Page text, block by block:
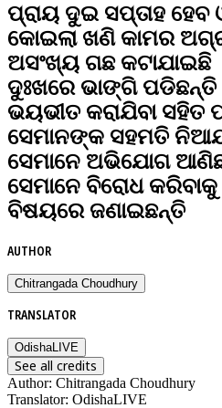
ପ୍ରାୟ ଦୁଇ ସପ୍ତାହ ହେବ
କୋଇଲା ଖଣି କାମର
ଅସଂଖ୍ୟ ଗଛ କଟାଯାଇଛି ।
ଦୁଃଖରେ ଭାଙ୍ଗି
ଭୟଭୀତ କରାଯିବା ସହିତ
ସେମାନଙ୍କ ସହମତି
ସେମାନେ ଅଭିଯୋଗ
ସେମାନେ ବିରୋଧ
ବିଷୟରେ ଜଣାଇଛନ୍ତି
AUTHOR
Chitrangada Choudhury
TRANSLATOR
OdishaLIVE
See all credits
Author: Chitrangada Choudhury
Translator: OdishaLIVE